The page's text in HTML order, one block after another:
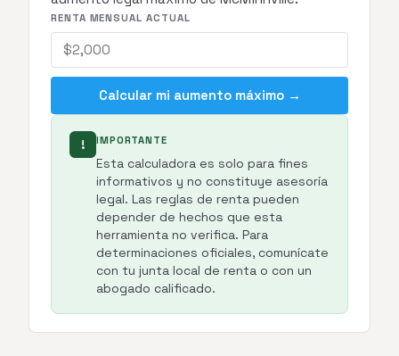
RENTA MENSUAL ACTUAL
Calcular mi aumento máximo →
! IMPORTANTE
Esta calculadora es solo para fines
informativos y no constituye asesoría
legal. Las reglas de renta pueden
depender de hechos que esta
herramienta no verifica. Para
determinaciones oficiales, comunícate
con tu junta local de renta o con un
abogado calificado.